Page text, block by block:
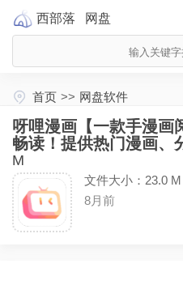
西部落 网盘
首页 >> 网盘软件
呀哩漫画【一款手漫画
畅读！提供热门漫画、
M
文件大小：23.0 M
8月前